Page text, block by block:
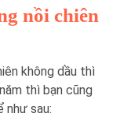
nồi chiên
không dầu thì
thì bạn cũng
như sau: